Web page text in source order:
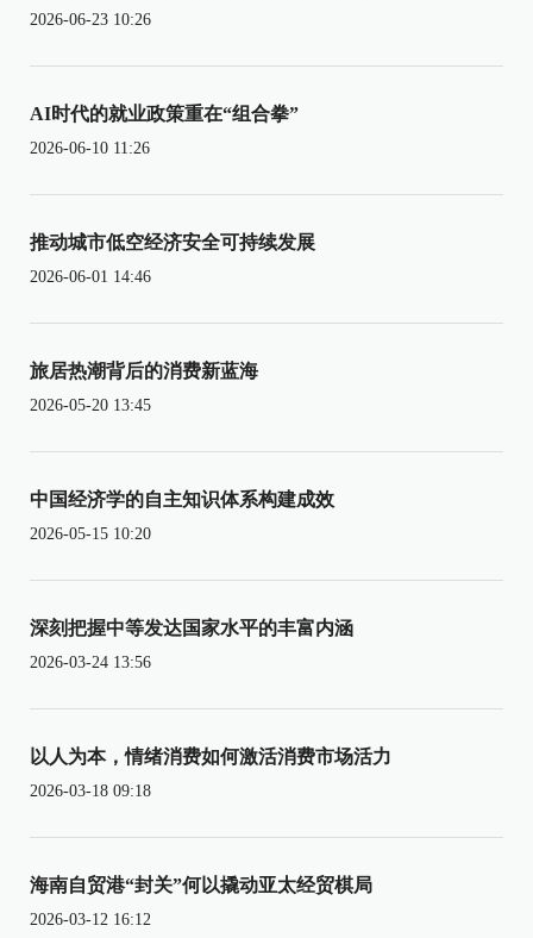
2026-06-23 10:26
AI时代的就业政策重在“组合拳”
2026-06-10 11:26
推动城市低空经济安全可持续发展
2026-06-01 14:46
旅居热潮背后的消费新蓝海
2026-05-20 13:45
中国经济学的自主知识体系构建成效
2026-05-15 10:20
深刻把握中等发达国家水平的丰富内涵
2026-03-24 13:56
以人为本，情绪消费如何激活消费市场活力
2026-03-18 09:18
海南自贸港“封关”何以撬动亚太经贸棋局
2026-03-12 16:12